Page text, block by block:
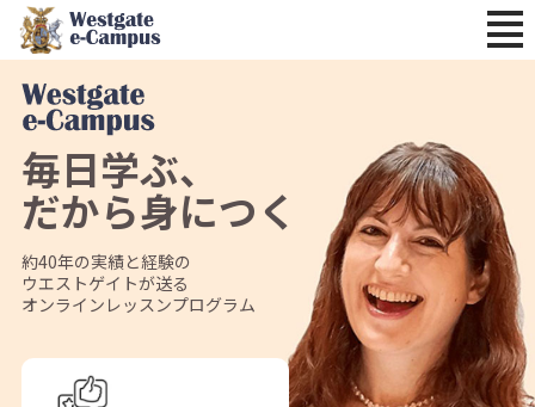
Tog
gle
毎日学ぶ、
だから身につく
約40年の実績と経験の
ウエストゲイトが送る
オンラインレッスンプログラム